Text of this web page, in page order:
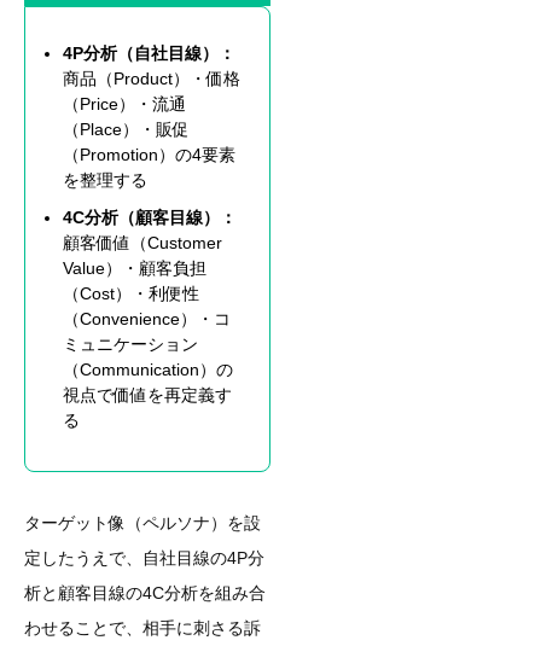
4P分析（自社目線）：
商品（Product）・価格
（Price）・流通
（Place）・販促
（Promotion）の4要素
を整理する
4C分析（顧客目線）：
顧客価値（Customer
Value）・顧客負担
（Cost）・利便性
（Convenience）・コ
ミュニケーション
（Communication）の
視点で価値を再定義す
る
ターゲット像（ペルソナ）を設
定したうえで、自社目線の4P分
析と顧客目線の4C分析を組み合
わせることで、相手に刺さる訴